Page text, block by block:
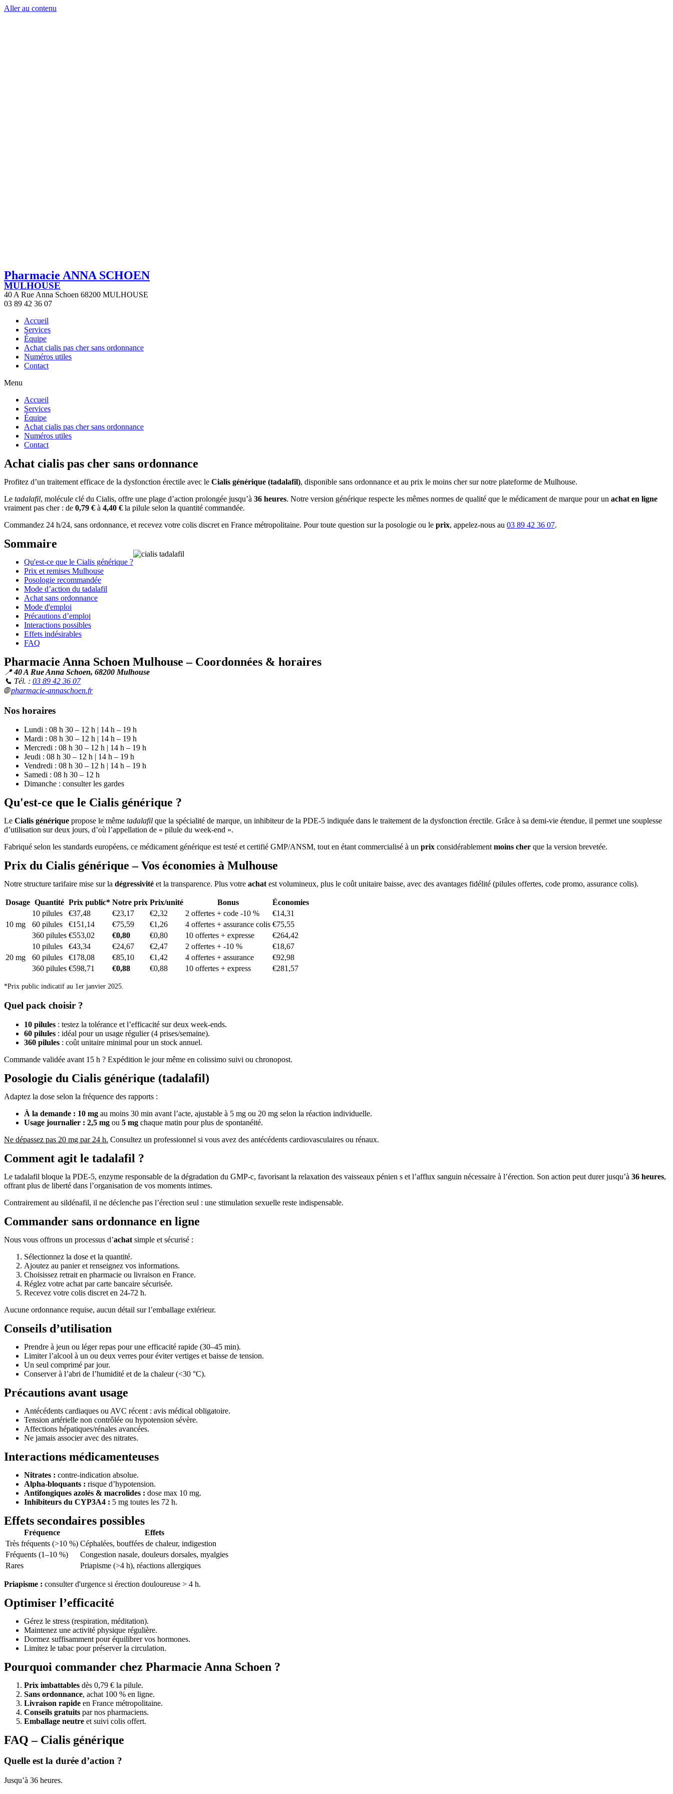
Aller au contenu
Pharmacie ANNA SCHOEN
MULHOUSE
40 A Rue Anna Schoen 68200 MULHOUSE
03 89 42 36 07
Accueil
Services
Équipe
Achat cialis pas cher sans ordonnance
Numéros utiles
Contact
Menu
Accueil
Services
Équipe
Achat cialis pas cher sans ordonnance
Numéros utiles
Contact
Achat cialis pas cher sans ordonnance
Profitez d’un traitement efficace de la dysfonction érectile avec le Cialis générique (tadalafil), disponible sans ordonnance et au prix le moins cher sur notre plateforme de Mulhouse.
Le tadalafil, molécule clé du Cialis, offre une plage d’action prolongée jusqu’à 36 heures. Notre version générique respecte les mêmes normes de qualité que le médicament de marque pour un achat en ligne
vraiment pas cher : de 0,79 € à 4,40 € la pilule selon la quantité commandée.
Commandez 24 h/24, sans ordonnance, et recevez votre colis discret en France métropolitaine. Pour toute question sur la posologie ou le prix, appelez-nous au 03 89 42 36 07.
Sommaire
Qu'est-ce que le Cialis générique ?
Prix et remises Mulhouse
Posologie recommandée
Mode d’action du tadalafil
Achat sans ordonnance
Mode d'emploi
Précautions d’emploi
Interactions possibles
Effets indésirables
FAQ
Pharmacie Anna Schoen Mulhouse – Coordonnées & horaires
📍40 A Rue Anna Schoen, 68200 Mulhouse
📞 Tél. : 03 89 42 36 07
🌐pharmacie-annaschoen.fr
Nos horaires
Lundi : 08 h 30 – 12 h | 14 h – 19 h
Mardi : 08 h 30 – 12 h | 14 h – 19 h
Mercredi : 08 h 30 – 12 h | 14 h – 19 h
Jeudi : 08 h 30 – 12 h | 14 h – 19 h
Vendredi : 08 h 30 – 12 h | 14 h – 19 h
Samedi : 08 h 30 – 12 h
Dimanche : consulter les gardes
Qu'est-ce que le Cialis générique ?
Le Cialis générique propose le même tadalafil que la spécialité de marque, un inhibiteur de la PDE-5 indiquée dans le traitement de la dysfonction érectile. Grâce à sa demi-vie étendue, il permet une souplesse
d’utilisation sur deux jours, d’où l’appellation de « pilule du week-end ».
Fabriqué selon les standards européens, ce médicament générique est testé et certifié GMP/ANSM, tout en étant commercialisé à un prix considérablementmoins cher que la version brevetée.
Prix du Cialis générique – Vos économies à Mulhouse
Notre structure tarifaire mise sur la dégressivité et la transparence. Plus votre achatest volumineux, plus le coût unitaire baisse, avec des avantages fidélité (pilules offertes, code promo, assurance colis).
Dosage Quantité Prix public* Notre prix Prix/unité Bonus Économies
10 mg
10 pilules €37,48 €23,17 €2,32 2 offertes + code -10 %
€14,31
60 pilules
€151,14 €75,59 €1,26 4 offertes + assurance colis €75,55
360 pilules €553,02 €0,80 €0,80 10 offertes + expresse €264,42
20 mg
10 pilules €43,34 €24,67 €2,47 2 offertes + -10 %
€18,67
60 pilules
€178,08 €85,10 €1,42 4 offertes + assurance
€92,98
360 pilules €598,71 €0,88 €0,88 10 offertes + express €281,57
*Prix public indicatif au 1er janvier 2025.
Quel pack choisir ?
10 pilules : testez la tolérance et l’efficacité sur deux week-ends.
60 pilules : idéal pour un usage régulier (4 prises/semaine).
360 pilules : coût unitaire minimal pour un stock annuel.
Commande validée avant 15 h ? Expédition le jour même en colissimo suivi ou chronopost.
Posologie du Cialis générique (tadalafil)
Adaptez la dose selon la fréquence des rapports :
À la demande : 10 mg au moins 30 min avant l’acte, ajustable à 5 mg ou 20 mg selon la réaction individuelle.
Usage journalier : 2,5 mg ou 5 mg chaque matin pour plus de spontanéité.
Ne dépassez pas 20 mg par 24 h. Consultez un professionnel si vous avez des antécédents cardiovasculaires ou rénaux.
Comment agit le tadalafil ?
Le tadalafil bloque la PDE-5, enzyme responsable de la dégradation du GMP-c, favorisant la relaxation des vaisseaux pénien s et l’afflux sanguin nécessaire à l’érection. Son action peut durer jusqu’à 36 heures,
offrant plus de liberté dans l’organisation de vos moments intimes.
Contrairement au sildénafil, il ne déclenche pas l’érection seul : une stimulation sexuelle reste indispensable.
Commander sans ordonnance en ligne
Nous vous offrons un processus d’achat simple et sécurisé :
Sélectionnez la dose et la quantité.
Ajoutez au panier et renseignez vos informations.
Choisissez retrait en pharmacie ou livraison en France.
Réglez votre achat par carte bancaire sécurisée.
Recevez votre colis discret en 24-72 h.
Aucune ordonnance requise, aucun détail sur l’emballage extérieur.
Conseils d’utilisation
Prendre à jeun ou léger repas pour une efficacité rapide (30–45 min).
Limiter l’alcool à un ou deux verres pour éviter vertiges et baisse de tension.
Un seul comprimé par jour.
Conserver à l’abri de l’humidité et de la chaleur (<30 °C).
Précautions avant usage
Antécédents cardiaques ou AVC récent : avis médical obligatoire.
Tension artérielle non contrôlée ou hypotension sévère.
Affections hépatiques/rénales avancées.
Ne jamais associer avec des nitrates.
Interactions médicamenteuses
Nitrates : contre-indication absolue.
Alpha-bloquants : risque d’hypotension.
Antifongiques azolés & macrolides : dose max 10 mg.
Inhibiteurs du CYP3A4 : 5 mg toutes les 72 h.
Effets secondaires possibles
Fréquence
Effets
Très fréquents (>10 %) Céphalées, bouffées de chaleur, indigestion
Fréquents (1–10 %)
Congestion nasale, douleurs dorsales, myalgies
Rares
Priapisme (>4 h), réactions allergiques
Priapisme : consulter d'urgence si érection douloureuse > 4 h.
Optimiser l’efficacité
Gérez le stress (respiration, méditation).
Maintenez une activité physique régulière.
Dormez suffisamment pour équilibrer vos hormones.
Limitez le tabac pour préserver la circulation.
Pourquoi commander chez Pharmacie Anna Schoen ?
Prix imbattables dès 0,79 € la pilule.
Sans ordonnance, achat 100 % en ligne.
Livraison rapide en France métropolitaine.
Conseils gratuits par nos pharmaciens.
Emballage neutre et suivi colis offert.
FAQ – Cialis générique
Quelle est la durée d’action ?
Jusqu’à 36 heures.